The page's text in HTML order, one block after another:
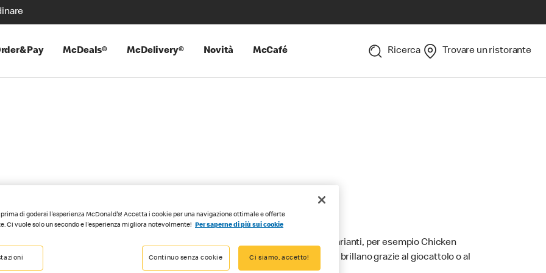
McDeals® McDelivery® Novità McCafé Ricerca Trovare un ristorante
Happy Meal
Meal® è destinato a far sorridere i bambini e le bambine. Puoi comporre diverse varianti, per esempio Chicken
carote croccanti, acqua e una composta di frutta come dessert e occhi che brillano grazie al giocattolo o al
di godersi l'esperienza McDonald's! Accetta i cookie per una navigazione ottimale e offerte
Ci vuole solo un secondo e l'esperienza migliora notevolmente!
Per saperne di più sui cookie
Continuo senza cookie Ci siamo, accetto!